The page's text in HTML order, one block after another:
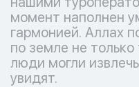
момент наполнен
гармонией. Аллах
по земле не
люди могли
увидят.